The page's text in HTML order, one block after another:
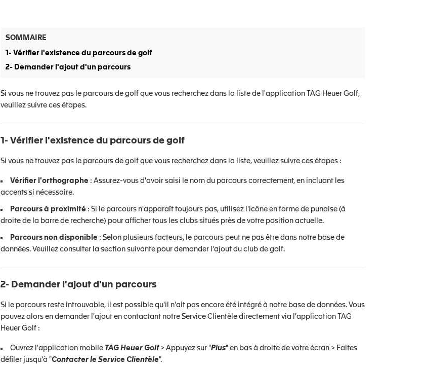
SOMMAIRE
1- Vérifier l'existence du parcours de golf
2- Demander l'ajout d'un parcours
Si vous ne trouvez pas le parcours de golf que vous recherchez dans la liste de l'application TAG Heuer Golf,
veuillez suivre ces étapes.
1- Vérifier l'existence du parcours de golf
Si vous ne trouvez pas le parcours de golf que vous recherchez dans la liste, veuillez suivre ces étapes :
Vérifier l'orthographe : Assurez-vous d'avoir saisi le nom du parcours correctement, en incluant les
accents si nécessaire.
Parcours à proximité : Si le parcours n'apparaît toujours pas, utilisez l'icône en forme de punaise (à
droite de la barre de recherche) pour afficher tous les clubs situés près de votre position actuelle.
Parcours non disponible : Selon plusieurs facteurs, le parcours peut ne pas être dans notre base de
données. Veuillez consulter la section suivante pour demander l'ajout du club de golf.
2- Demander l'ajout d'un parcours
Si le parcours reste introuvable, il est possible qu'il n'ait pas encore été intégré à notre base de données. Vous
pouvez alors en demander l'ajout en contactant notre Service Clientèle directement via l'application TAG
Heuer Golf :
Ouvrez l'application mobile TAG Heuer Golf> Appuyez sur "Plus" en bas à droite de votre écran > Faites
défiler jusqu'à "Contacter le Service Clientèle".